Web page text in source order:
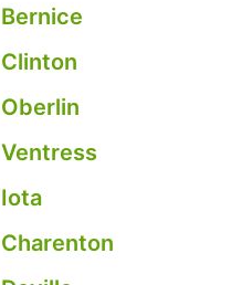
Bernice
Clinton
Oberlin
Ventress
Iota
Charenton